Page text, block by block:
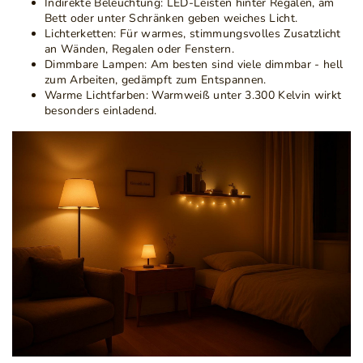
Bett oder unter Schränken geben weiches Licht.
Lichterketten: Für warmes, stimmungsvolles Zusatzlicht
an Wänden, Regalen oder Fenstern.
Dimmbare Lampen: Am besten sind viele dimmbar - hell
zum Arbeiten, gedämpft zum Entspannen.
Warme Lichtfarben:Warmweiß unter 3.300 Kelvin wirkt
besonders einladend.